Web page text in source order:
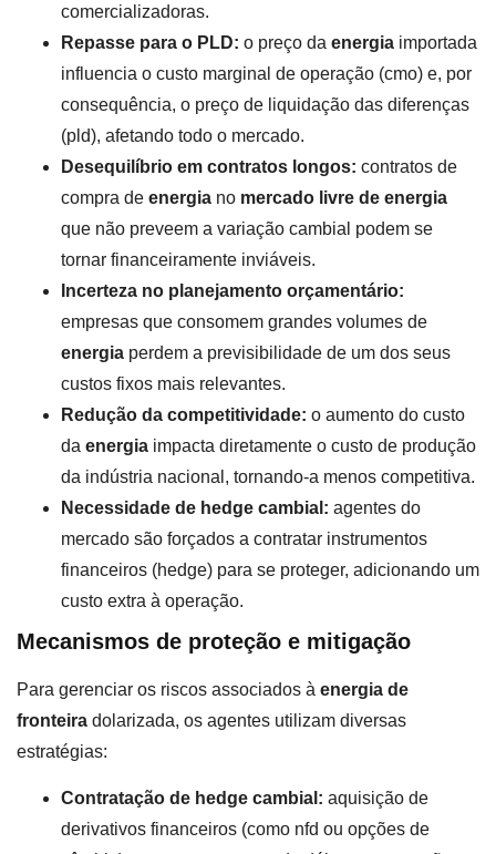
comercializadoras.
Repasse para o PLD: o preço da energia importada
influencia o custo marginal de operação (cmo) e, por
consequência, o preço de liquidação das diferenças
(pld), afetando todo o mercado.
Desequilíbrio em contratos longos: contratos de
compra de energia no mercado livre de energia
que não preveem a variação cambial podem se
tornar financeiramente inviáveis.
Incerteza no planejamento orçamentário:
empresas que consomem grandes volumes de
energia perdem a previsibilidade de um dos seus
custos fixos mais relevantes.
Redução da competitividade: o aumento do custo
da energia impacta diretamente o custo de produção
da indústria nacional, tornando-a menos competitiva.
Necessidade de hedge cambial: agentes do
mercado são forçados a contratar instrumentos
financeiros (hedge) para se proteger, adicionando um
custo extra à operação.
Mecanismos de proteção e mitigação
Para gerenciar os riscos associados à energia de
fronteira dolarizada, os agentes utilizam diversas
estratégias:
Contratação de hedge cambial: aquisição de
derivativos financeiros (como nfd ou opções de